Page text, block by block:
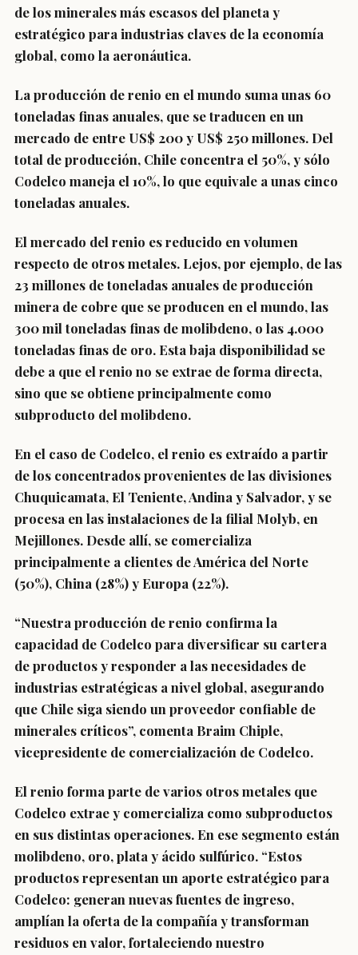
de los minerales más escasos del planeta y
estratégico para industrias claves de la economía
global, como la aeronáutica.
La producción de renio en el mundo suma unas 60
toneladas finas anuales, que se traducen en un
mercado de entre US$ 200 y US$ 250 millones. Del
total de producción, Chile concentra el 50%, y sólo
Codelco maneja el 10%, lo que equivale a unas cinco
toneladas anuales.
El mercado del renio es reducido en volumen
respecto de otros metales. Lejos, por ejemplo, de las
23 millones de toneladas anuales de producción
minera de cobre que se producen en el mundo, las
300 mil toneladas finas de molibdeno, o las 4.000
toneladas finas de oro. Esta baja disponibilidad se
debe a que el renio no se extrae de forma directa,
sino que se obtiene principalmente como
subproducto del molibdeno.
En el caso de Codelco, el renio es extraído a partir
de los concentrados provenientes de las divisiones
Chuquicamata, El Teniente, Andina y Salvador, y se
procesa en las instalaciones de la filial Molyb, en
Mejillones. Desde allí, se comercializa
principalmente a clientes de América del Norte
(50%), China (28%) y Europa (22%).
“Nuestra producción de renio confirma la
capacidad de Codelco para diversificar su cartera
de productos y responder a las necesidades de
industrias estratégicas a nivel global, asegurando
que Chile siga siendo un proveedor confiable de
minerales críticos”, comenta Braim Chiple,
vicepresidente de comercialización de Codelco.
El renio forma parte de varios otros metales que
Codelco extrae y comercializa como subproductos
en sus distintas operaciones. En ese segmento están
molibdeno, oro, plata y ácido sulfúrico. “Estos
productos representan un aporte estratégico para
Codelco: generan nuevas fuentes de ingreso,
amplían la oferta de la compañía y transforman
residuos en valor, fortaleciendo nuestro